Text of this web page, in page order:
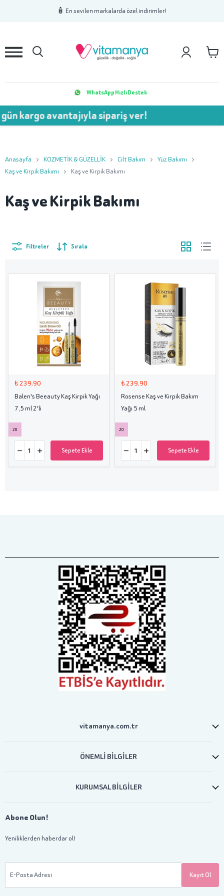
🧴 En sevilen markalarda özel indirimler!
2 3
WhatsApp Hızlı Destek
kargo avantajıyla sipariş ver!
Anasayfa KOZMETİK & GÜZELLİK Cilt Bakım
Yüz Bakımı
Kaş ve Kirpik Bakımı
Kaş ve Kirpik Bakımı
Kaş ve Kirpik Bakımı
Filtreler Sırala
₺ 239.90
Balen's Beeauty Kaş Kirpik Yağı
7,5 ml 2'li
20
Sepete Ekle
₺ 239.90
Rosense Kaş ve Kirpik Bakım
Yağı 5 ml
20
Sepete Ekle
vitamanya.com.tr
ÖNEMLİ BİLGİLER
KURUMSAL BİLGİLER
Abone Olun!
Yeniliklerden haberdar ol!
E-Posta Adresi Kayıt Ol